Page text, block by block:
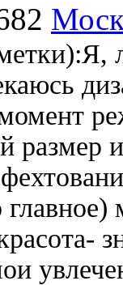
размер